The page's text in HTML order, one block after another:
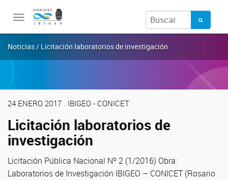
Toggle
Noticias / Licitación laboratorios de investigación
24 ENERO 2017 . IBIGEO - CONICET
Licitación laboratorios de
investigación
Licitación Pública Nacional Nº 2 (1/2016) Obra:
Laboratorios de Investigación IBIGEO – CONICET (Rosario